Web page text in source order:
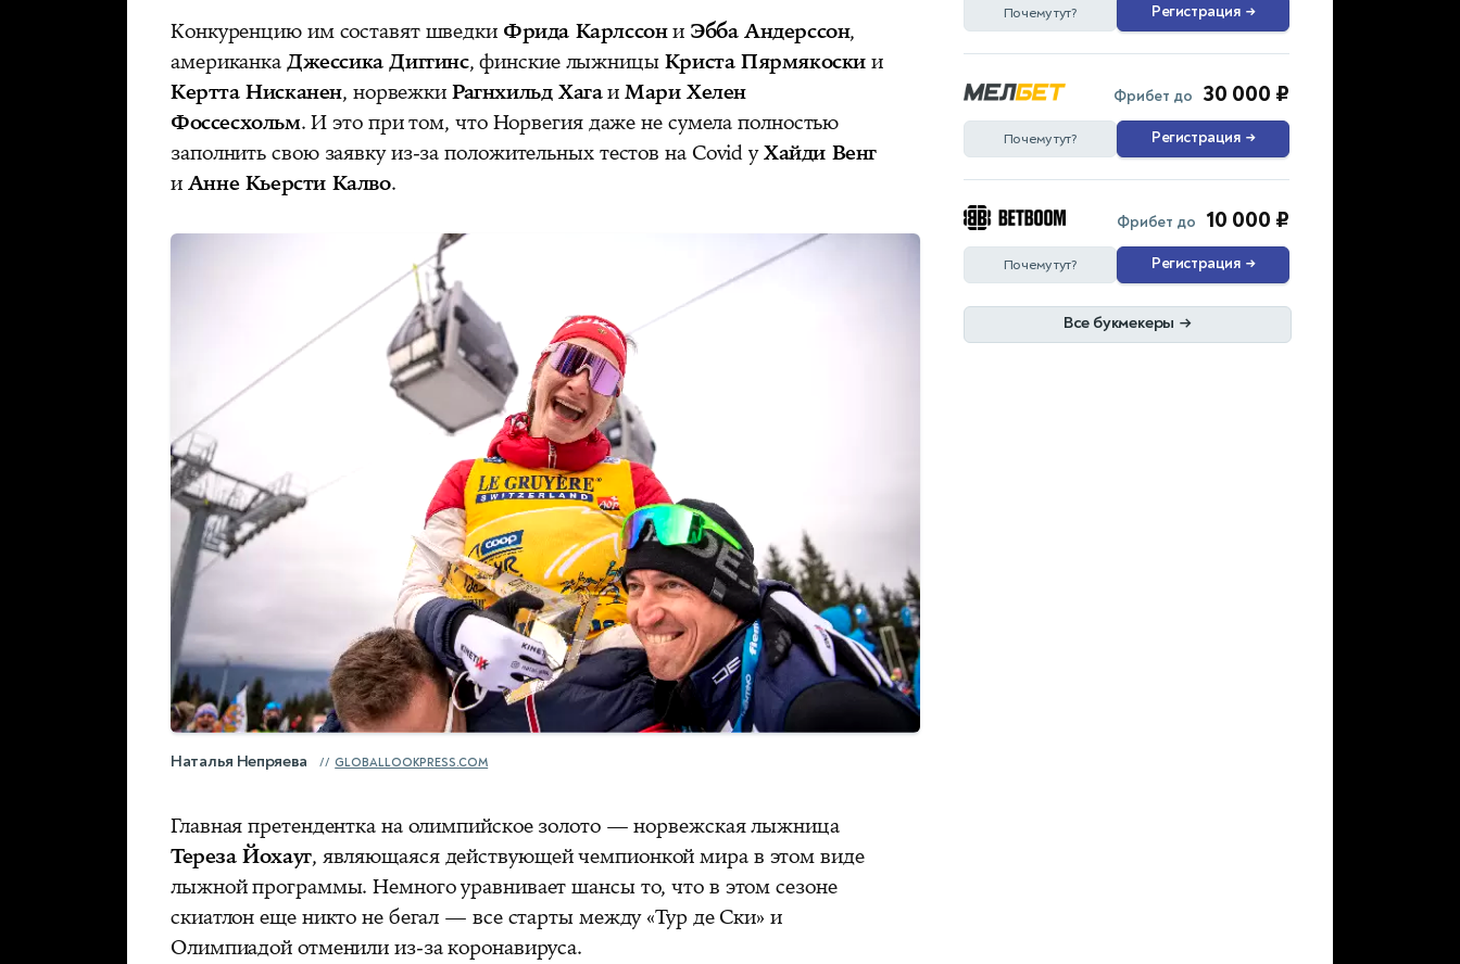
Конкуренцию им составят шведки Фрида Карлссони Эбба Андерссон,
американкаДжессика Диггинс, финские лыжницыКриста Пярмякоскии
Кертта Нисканен, норвежкиРагнхильд ХагаиМари Хелен
Фоссесхольм. И это при том, что Норвегия даже не сумела полностью
заполнить свою заявку из-за положительных тестов на Covid уХайди Венг
иАнне Кьерсти Калво.
Наталья Непряева GLOBALLOOKPRESS.COM
Главная претендентка на олимпийское золото — норвежская лыжница
Тереза Йохауг, являющаяся действующей чемпионкой мира в этом виде
лыжной программы. Немного уравнивает шансы то, что в этом сезоне
скиатлон еще никто не бегал — все старты между «Тур де Ски» и
Олимпиадой отменили из-за коронавируса.
Почему тут? Регистрация →
Фрибет до 30 000 ₽
Почему тут? Регистрация →
Фрибет до 10 000 ₽
Почему тут? Регистрация →
Все букмекеры →